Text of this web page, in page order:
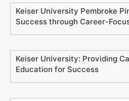
Keiser University Pembroke
Success through Career-
Keiser University: Providing
Education for Success